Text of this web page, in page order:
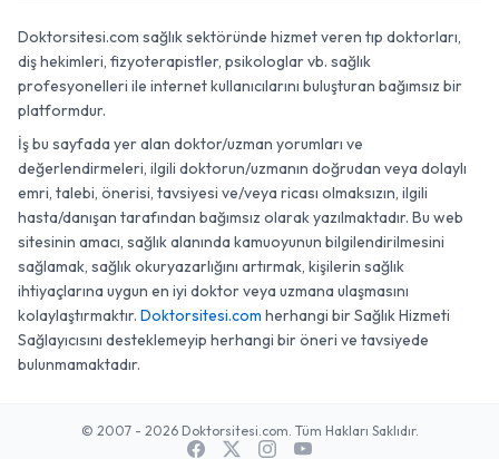
Doktorsitesi.com sağlık sektöründe hizmet veren tıp doktorları,
diş hekimleri, fizyoterapistler, psikologlar vb. sağlık
profesyonelleri ile internet kullanıcılarını buluşturan bağımsız bir
platformdur.
İş bu sayfada yer alan doktor/uzman yorumları ve
değerlendirmeleri, ilgili doktorun/uzmanın doğrudan veya dolaylı
emri, talebi, önerisi, tavsiyesi ve/veya ricası olmaksızın, ilgili
hasta/danışan tarafından bağımsız olarak yazılmaktadır. Bu web
sitesinin amacı, sağlık alanında kamuoyunun bilgilendirilmesini
sağlamak, sağlık okuryazarlığını artırmak, kişilerin sağlık
ihtiyaçlarına uygun en iyi doktor veya uzmana ulaşmasını
kolaylaştırmaktır. Doktorsitesi.com herhangi bir Sağlık Hizmeti
Sağlayıcısını desteklemeyip herhangi bir öneri ve tavsiyede
bulunmamaktadır.
© 2007 - 2026 Doktorsitesi.com. Tüm Hakları Saklıdır.